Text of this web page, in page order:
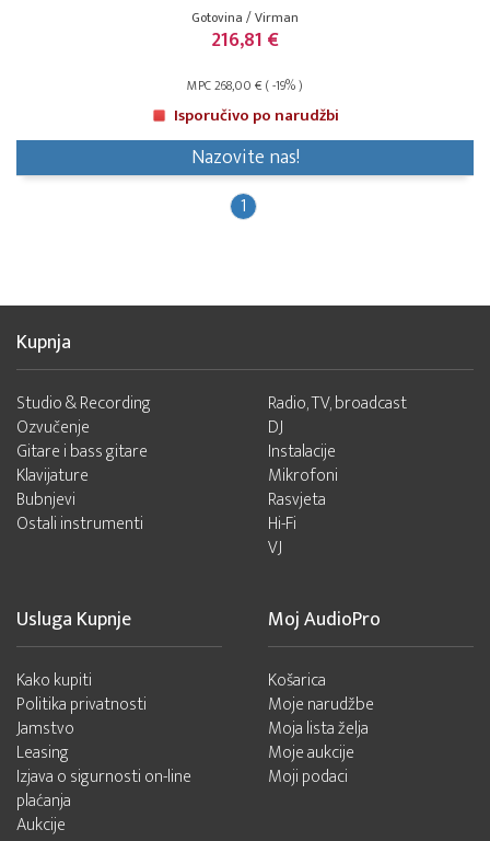
Gotovina / Virman
216,81 €
MPC 268,00 € ( -19% )
Isporučivo po narudžbi
Nazovite nas!
1
Kupnja
Studio & Recording
Ozvučenje
Gitare i bass gitare
Klavijature
Bubnjevi
Ostali instrumenti
Radio, TV, broadcast
DJ
Instalacije
Mikrofoni
Rasvjeta
Hi-Fi
VJ
Usluga Kupnje
Kako kupiti
Politika privatnosti
Jamstvo
Leasing
Izjava o sigurnosti on-line
plaćanja
Aukcije
Moj AudioPro
Košarica
Moje narudžbe
Moja lista želja
Moje aukcije
Moji podaci